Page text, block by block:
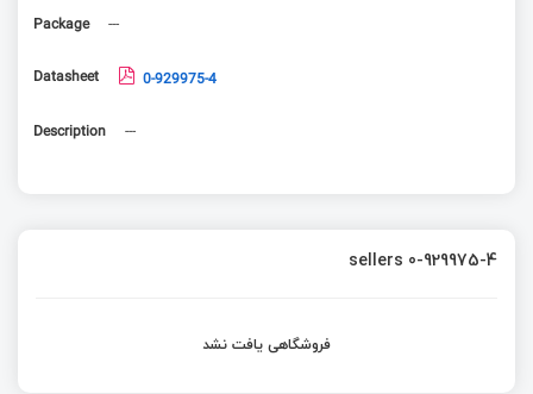
Package ---
Datasheet 0-929975-4
Description ---
sellers 0-929975-4
فروشگاهی یافت نشد